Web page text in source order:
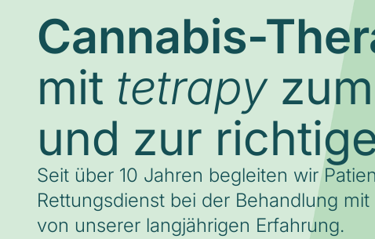
Cannabis-
mit tetrapy
und zur
Seit über 10 Jahren begleiten wir
Rettungsdienst bei der Behandlung
von unserer langjährigen Erfahrung.